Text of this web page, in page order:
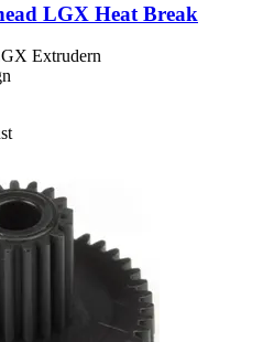
LGX Heat Break
Extrudern